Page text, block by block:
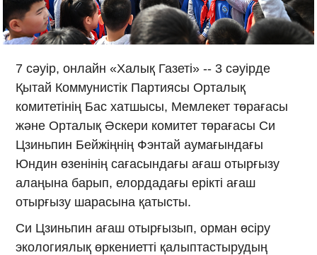
7 сәуір, онлайн «Халық Газеті» -- 3 сәуірде
Қытай Коммунистік Партиясы Орталық
комитетінің Бас хатшысы, Мемлекет төрағасы
және Орталық Әскери комитет төрағасы Си
Цзиньпин Бейжіңнің Фэнтай аумағындағы
Юндин өзенінің сағасындағы ағаш отырғызу
алаңына барып, елордадағы ерікті ағаш
отырғызу шарасына қатысты.
Си Цзиньпин ағаш отырғызып, орман өсіру
экологиялық өркениетті қалыптастырудың